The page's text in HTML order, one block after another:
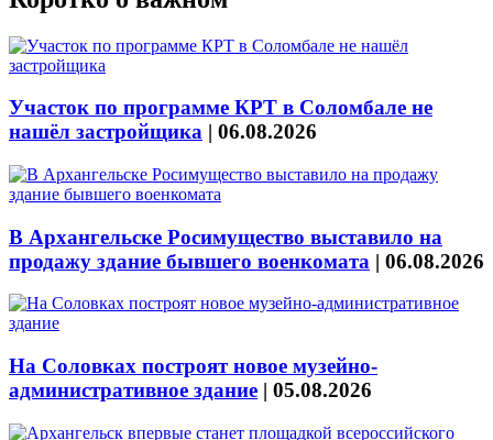
Участок по программе КРТ в Соломбале не
нашёл застройщика | 06.08.2026
В Архангельске Росимущество выставило на
продажу здание бывшего военкомата | 06.08.2026
На Соловках построят новое музейно-
административное здание | 05.08.2026